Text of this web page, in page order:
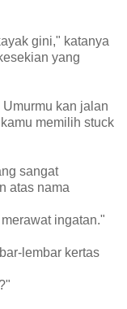
gini," katanya
yang
kan jalan
memilih stuck
sangat
atas nama
ingatan."
lembar kertas